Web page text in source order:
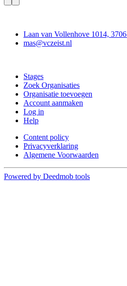
Laan van Vollenhove 1014,
mas@vczeist.nl
Stages
Zoek Organisaties
Organisatie toevoegen
Account aanmaken
Log in
Help
Content policy
Privacyverklaring
Algemene Voorwaarden
Powered by Deedmob tools